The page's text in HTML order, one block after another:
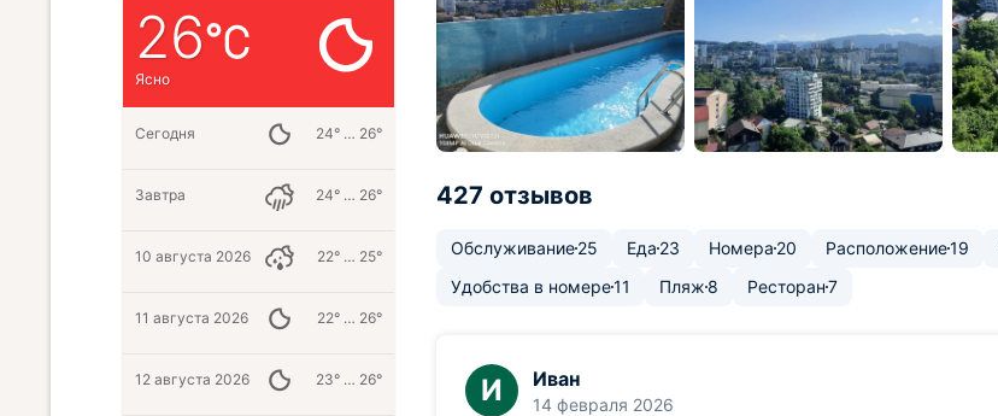
427 отзывов
Обслуживание25 Еда 23 Номера 20 Расположение19
Удобства в номере11 Пляж 8 Ресторан7
И Иван
14 февраля 2026
26
Ясно
Сегодня 24° … 26°
Завтра 24° … 26°
10 августа 2026 22° … 25°
11 августа 2026 22° … 26°
12 августа 2026 23° … 26°